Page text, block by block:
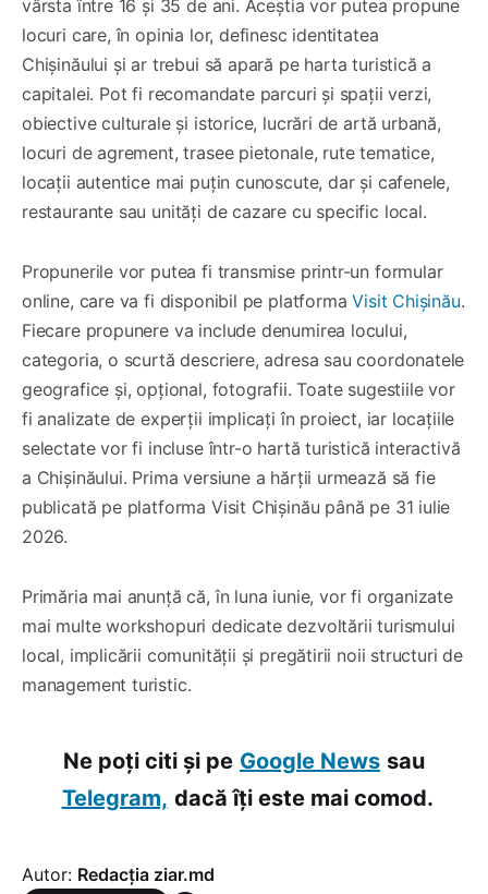
vârsta între 16 și 35 de ani. Aceștia vor putea propune
locuri care, în opinia lor, definesc identitatea
Chișinăului și ar trebui să apară pe harta turistică a
capitalei. Pot fi recomandate parcuri și spații verzi,
obiective culturale și istorice, lucrări de artă urbană,
locuri de agrement, trasee pietonale, rute tematice,
locații autentice mai puțin cunoscute, dar și cafenele,
restaurante sau unități de cazare cu specific local.
Propunerile vor putea fi transmise printr-un formular
online, care va fi disponibil pe platformaVisit Chișinău.
Fiecare propunere va include denumirea locului,
categoria, o scurtă descriere, adresa sau coordonatele
geografice și, opțional, fotografii. Toate sugestiile vor
fi analizate de experții implicați în proiect, iar locațiile
selectate vor fi incluse într-o hartă turistică interactivă
a Chișinăului. Prima versiune a hărții urmează să fie
publicată pe platforma Visit Chișinău până pe 31 iulie
2026.
Primăria mai anunță că, în luna iunie, vor fi organizate
mai multe workshopuri dedicate dezvoltării turismului
local, implicării comunității și pregătirii noii structuri de
management turistic.
Ne poți citi și pe Google News sau
Telegram, dacă îți este mai comod.
Autor: Redacția ziar.md